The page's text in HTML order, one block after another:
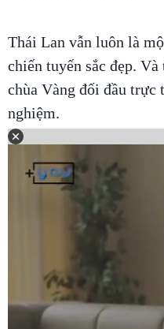
Thái Lan vẫn luôn là
chiến tuyến sắc đẹp.
chùa Vàng đối đầu trực
nghiệm.